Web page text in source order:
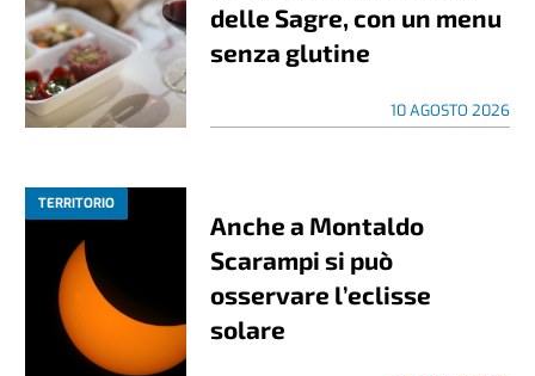
delle Sagre, con un menu
senza glutine
10 AGOSTO 2026
TERRITORIO
Anche a Montaldo
Scarampi si può
osservare l’eclisse
solare